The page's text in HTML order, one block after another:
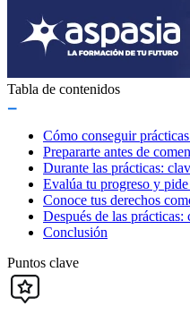
Tabla de contenidos
Cómo conseguir
Prepararte antes de
Durante las prácticas:
Evalúa tu progreso y
Conoce tus derechos
Después de las
Conclusión
Puntos clave